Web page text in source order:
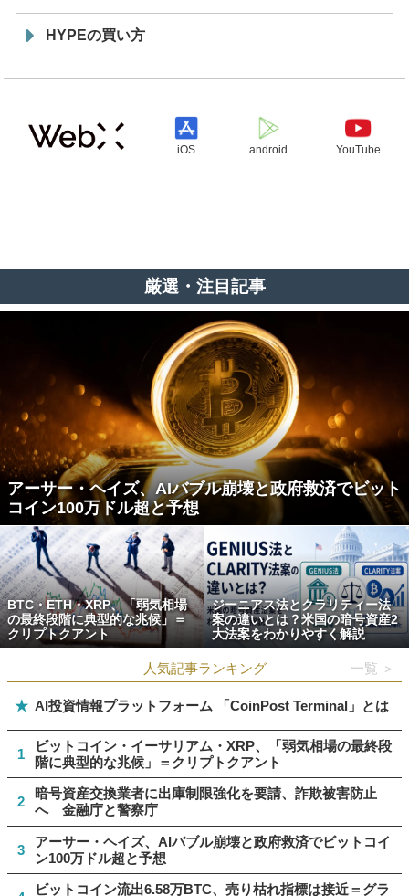
HYPEの買い方
iOS android YouTube
厳選・注目記事
アーサー・ヘイズ、AIバブル崩壊と政府救済でビット
コイン100万ドル超と予想
BTC・ETH・XRP、「弱気相場
の最終段階に典型的な兆候」＝
クリプトクアント
ジーニアス法とクラリティー法
案の違いとは？米国の暗号資産2
大法案をわかりやすく解説
人気記事ランキング 一覧 ＞
★ AI投資情報プラットフォーム 「CoinPost Terminal」とは
1
ビットコイン・イーサリアム・XRP、「弱気相場の最終段
階に典型的な兆候」＝クリプトクアント
2
暗号資産交換業者に出庫制限強化を要請、詐欺被害防止
へ 金融庁と警察庁
3
アーサー・ヘイズ、AIバブル崩壊と政府救済でビットコイ
ン100万ドル超と予想
ビットコイン流出6.58万BTC、売り枯れ指標は接近＝グラ